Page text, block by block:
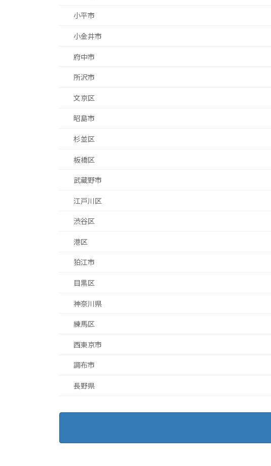
小平市
小金井市
府中市
所沢市
文京区
昭島市
杉並区
板橋区
武蔵野市
江戸川区
渋谷区
港区
狛江市
目黒区
神奈川県
練馬区
西東京市
調布市
長野県